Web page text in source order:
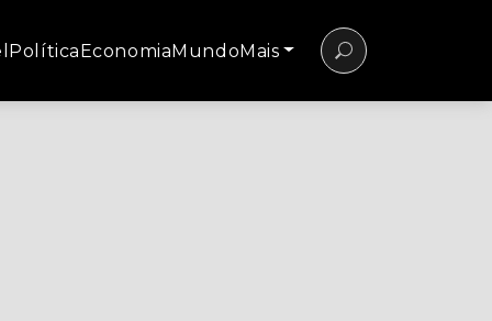
PolíticaEconomiaMundoMais